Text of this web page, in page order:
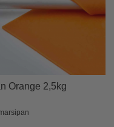
Orange 2,5kg